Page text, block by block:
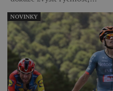
NOVINKY